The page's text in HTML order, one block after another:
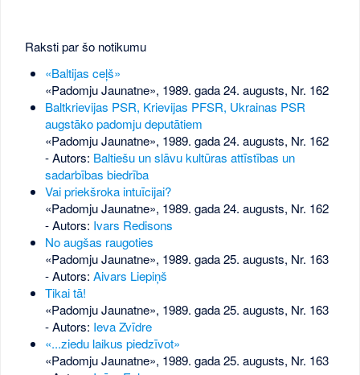
Raksti par šo notikumu
«Baltijas ceļš»
«Padomju Jaunatne», 1989. gada 24. augusts, Nr. 162
Baltkrievijas PSR, Krievijas PFSR, Ukrainas PSR
augstāko padomju deputātiem
«Padomju Jaunatne», 1989. gada 24. augusts, Nr. 162
- Autors: Baltiešu un slāvu kultūras attīstības un
sadarbības biedrība
Vai priekšroka intuīcijai?
«Padomju Jaunatne», 1989. gada 24. augusts, Nr. 162
- Autors: Ivars Redisons
No augšas raugoties
«Padomju Jaunatne», 1989. gada 25. augusts, Nr. 163
- Autors: Aivars Liepiņš
Tikai tā!
«Padomju Jaunatne», 1989. gada 25. augusts, Nr. 163
- Autors: Ieva Zvīdre
«...ziedu laikus piedzīvot»
«Padomju Jaunatne», 1989. gada 25. augusts, Nr. 163